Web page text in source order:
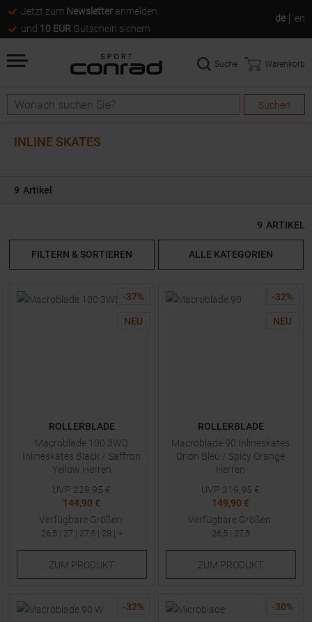
Jetzt zum Newsletter anmelden
und 10 EUR Gutschein sichern
de en
Suche
Suchen
Suche Warenkorb
INLINE SKATES
9 Artikel
9 ARTIKEL
FILTERN & SORTIEREN ALLE KATEGORIEN
-37%
NEU
ROLLERBLADE
Macroblade 100 3WD
Inlineskates Black / Saffron
Yellow Herren
UVP 229,95 €
144,90 €
Verfügbare Größen:
26,5 | 27 | 27,5 | 28 | +
ZUM PRODUKT
-32%
NEU
ROLLERBLADE
Macroblade 90 Inlineskates
Orion Bleu / Spicy Orange
Herren
UVP 219,95 €
149,90 €
Verfügbare Größen:
26,5 | 27,5
ZUM PRODUKT
-32% -30%